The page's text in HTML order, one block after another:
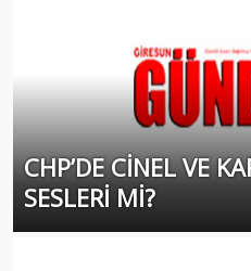
CHP’DE CİNEL VE
SESLERİ Mİ?